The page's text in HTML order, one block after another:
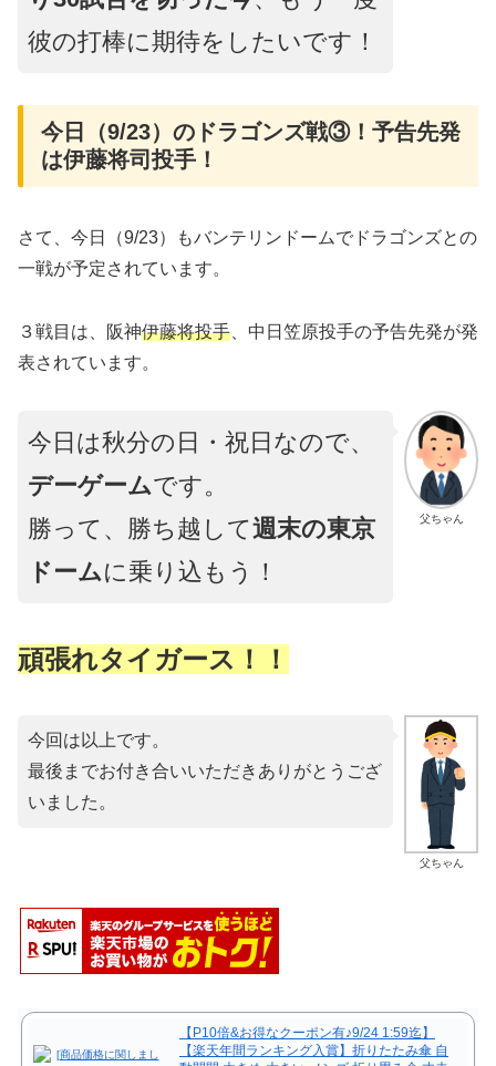
彼の打棒に期待をしたいです！
今日（9/23）のドラゴンズ戦③！予告先発
は伊藤将司投手！
さて、今日（9/23）もバンテリンドームでドラゴンズとの
一戦が予定されています。
３戦目は、阪神伊藤将投手 、中日笠原投手の予告先発が発
表されています。
父ちゃん
今日は秋分の日・祝日なので、
デーゲームです。
勝って、勝ち越して週末の東京
ドームに乗り込もう！
頑張れタイガース！！
父ちゃん
今回は以上です。
最後までお付き合いいただきありがとうござ
いました。
【P10倍&お得なクーポン有♪9/24 1:59迄】
【楽天年間ランキング入賞】折りたたみ傘 自